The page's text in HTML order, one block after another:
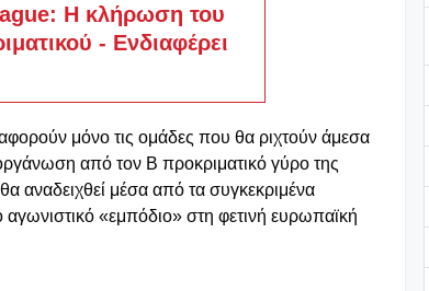
Η κλήρωση του
- Ενδιαφέρει
μόνο τις ομάδες που θα ριχτούν άμεσα
από τον Β προκριματικό γύρο της
αναδειχθεί μέσα από τα συγκεκριμένα
«εμπόδιο» στη φετινή ευρωπαϊκή